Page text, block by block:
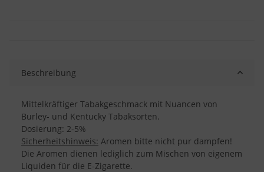
Beschreibung
Mittelkräftiger Tabakgeschmack mit Nuancen von
Burley- und Kentucky Tabaksorten.
Dosierung: 2-5%
Sicherheitshinweis: Aromen bitte nicht pur dampfen!
Die Aromen dienen lediglich zum Mischen von eigenem
Liquiden für die E-Zigarette.